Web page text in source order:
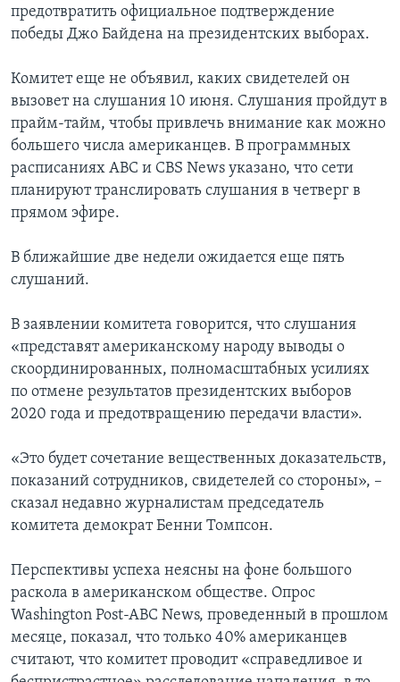
предотвратить официальное подтверждение
победы Джо Байдена на президентских выборах.
Комитет еще не объявил, каких свидетелей он
вызовет на слушания 10 июня. Слушания пройдут в
прайм-тайм, чтобы привлечь внимание как можно
большего числа американцев. В программных
расписаниях ABC и CBS News указано, что сети
планируют транслировать слушания в четверг в
прямом эфире.
В ближайшие две недели ожидается еще пять
слушаний.
В заявлении комитета говорится, что слушания
«представят американскому народу выводы о
скоординированных, полномасштабных усилиях
по отмене результатов президентских выборов
2020 года и предотвращению передачи власти».
«Это будет сочетание вещественных доказательств,
показаний сотрудников, свидетелей со стороны», –
сказал недавно журналистам председатель
комитета демократ Бенни Томпсон.
Перспективы успеха неясны на фоне большого
раскола в американском обществе. Опрос
Washington Post-ABC News, проведенный в прошлом
месяце, показал, что только 40% американцев
считают, что комитет проводит «справедливое и